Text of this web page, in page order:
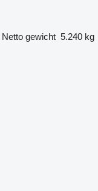
Netto gewicht 5.240 kg